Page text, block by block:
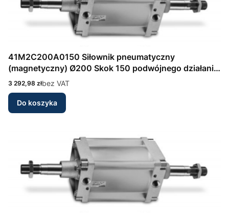
41M2C200A0150 Siłownik pneumatyczny
(magnetyczny) Ø200 Skok 150 podwójnego działania,
amortyzacja przód/tył Seria 41 wg DIN/ISO 6431
Camozzi
Cena
3 292,98 złbez VAT
Do koszyka